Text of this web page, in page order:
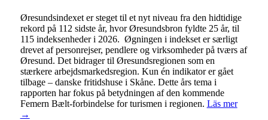
Øresundsindexet er steget til et nyt niveau fra den hidtidige
rekord på 112 sidste år, hvor Øresundsbron fyldte 25 år, til
115 indeksenheder i 2026. Øgningen i indekset er særligt
drevet af personrejser, pendlere og virksomheder på tværs af
Øresund. Det bidrager til Øresundsregionen som en
stærkere arbejdsmarkedsregion. Kun én indikator er gået
tilbage – danske fritidshuse i Skåne. Dette års tema i
rapporten har fokus på betydningen af den kommende
Femern Bælt-forbindelse for turismen i regionen. Läs mer
→